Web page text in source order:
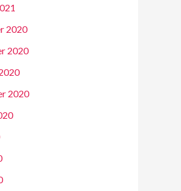
2020
2020
2020